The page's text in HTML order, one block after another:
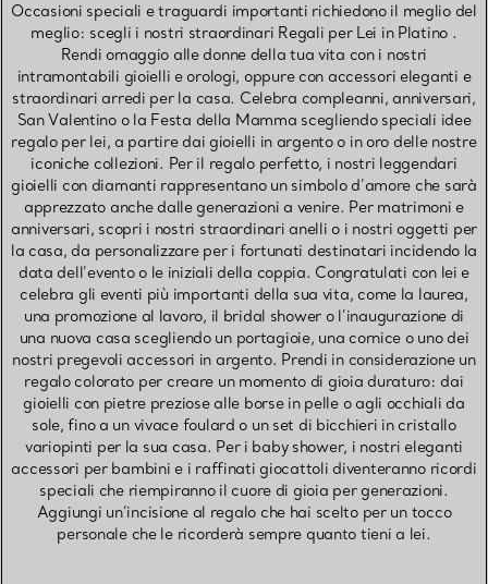
Occasioni speciali e traguardi importanti richiedono il meglio del
meglio: scegli i nostri straordinari Regali per Lei in Platino .
Rendi omaggio alle donne della tua vita con i nostri
intramontabili gioielli e orologi, oppure con accessori eleganti e
straordinari arredi per la casa. Celebra compleanni, anniversari,
San Valentino o la Festa della Mamma scegliendo speciali idee
regalo per lei, a partire dai gioielli in argento o in oro delle nostre
iconiche collezioni. Per il regalo perfetto, i nostri leggendari
gioielli con diamanti rappresentano un simbolo d’amore che sarà
apprezzato anche dalle generazioni a venire. Per matrimoni e
anniversari, scopri i nostri straordinari anelli o i nostri oggetti per
la casa, da personalizzare per i fortunati destinatari incidendo la
data dell’evento o le iniziali della coppia. Congratulati con lei e
celebra gli eventi più importanti della sua vita, come la laurea,
una promozione al lavoro, il bridal shower o l’inaugurazione di
una nuova casa scegliendo un portagioie, una cornice o uno dei
nostri pregevoli accessori in argento. Prendi in considerazione un
regalo colorato per creare un momento di gioia duraturo: dai
gioielli con pietre preziose alle borse in pelle o agli occhiali da
sole, fino a un vivace foulard o un set di bicchieri in cristallo
variopinti per la sua casa. Per i baby shower, i nostri eleganti
accessori per bambini e i raffinati giocattoli diventeranno ricordi
speciali che riempiranno il cuore di gioia per generazioni.
Aggiungi un’incisione al regalo che hai scelto per un tocco
personale che le ricorderà sempre quanto tieni a lei.